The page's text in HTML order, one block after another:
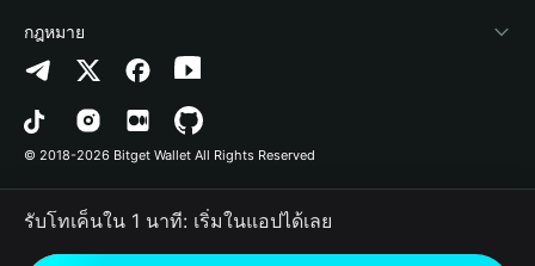
ติดต่อเรา
ทรัพยากรข้อมูลของแบรนด์
อาชีพ
Altcoin Season Index
Prediction Markets
DApp
RWA
ลิสต์โปรเจกต์
การตรวจจับการอนุญาต
การตรวจจับสัญญา
การโอนเป็นชุด
Arbitrum
Avalanche
Bitcoin
Polygon
กฎหมาย
นโยบายความเป็นส่วนตัว
ข้อตกลงในการใช้บริการ
© 2018-2026 Bitget Wallet All Rights Reserved
รับโทเค็นใน 1 นาที: เริ่มในแอปได้เลย